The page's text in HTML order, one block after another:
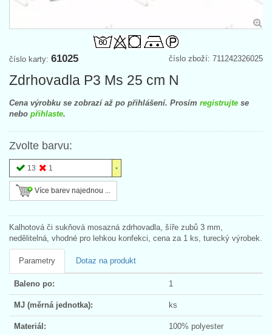
číslo zboží: 711242326025
číslo karty: 61025
Zdrhovadla P3 Ms 25 cm N
Cena výrobku se zobrazí až po přihlášení. Prosím registrujte se
nebo přihlaste.
Zvolte barvu:
13 1
Více barev najednou ...
Kalhotová či sukňová mosazná zdrhovadla, šíře zubů 3 mm,
nedělitelná, vhodné pro lehkou konfekci, cena za 1 ks, turecký výrobek.
Parametry Dotaz na produkt
Baleno po: 1
MJ (měrná jednotka): ks
Materiál: 100% polyester